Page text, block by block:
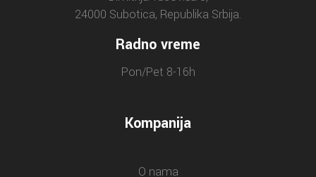
24000 Subotica, Republika Srbija.
Radno vreme
Pon/Pet 8-16h
Kompanija
O nama